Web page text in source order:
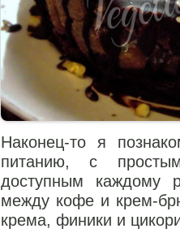
Наконец-то я
питанию, с
доступным каждому
между кофе и крем-
крема, финики и